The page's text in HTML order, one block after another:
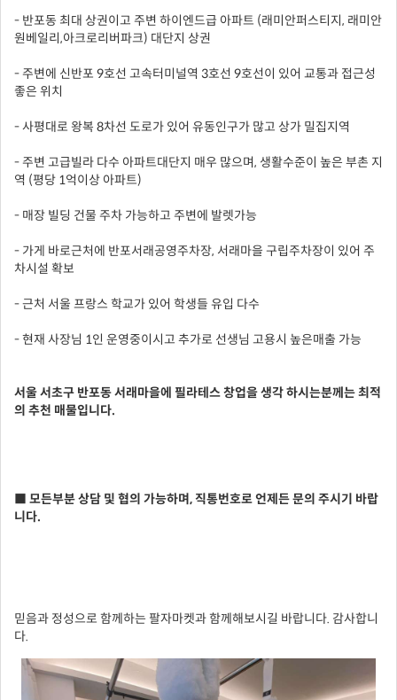
- 반포동 최대 상권이고 주변 하이엔드급 아파트 (래미안퍼스티지, 래미안
원베일리,아크로리버파크) 대단지 상권
- 주변에 신반포 9호선 고속터미널역 3호선 9호선이 있어 교통과 접근성
좋은 위치
- 사평대로 왕복 8차선 도로가 있어 유동인구가 많고 상가 밀집지역
- 주변 고급빌라 다수 아파트대단지 매우 많으며, 생활수준이 높은 부촌 지
역 (평당 1억이상 아파트)
- 매장 빌딩 건물 주차 가능하고 주변에 발렛가능
- 가게 바로근처에 반포서래공영주차장, 서래마을 구립주차장이 있어 주
차시설 확보
- 근처 서울 프랑스 학교가 있어 학생들 유입 다수
- 현재 사장님 1인 운영중이시고 추가로 선생님 고용시 높은매출 가능
서울 서초구 반포동 서래마을에 필라테스 창업을 생각 하시는분께는 최적
의 추천 매물입니다.
■ 모든부분 상담 및 협의 가능하며, 직통번호로 언제든 문의 주시기 바랍
니다.
믿음과 정성으로 함께하는 팔자마켓과 함께해보시길 바랍니다. 감사합니
다.